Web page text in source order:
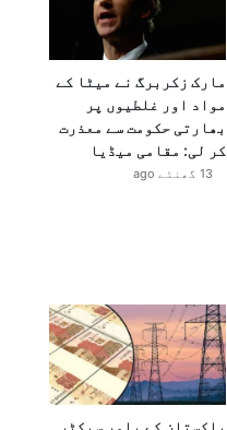
مارک زکربرگ نے میٹا کے
مواد اور غلطیوں پر
بھارتی حکومت سے معذرت
کر لی: مقامی میڈیا
13 گھنٹے ago
پاکستان کے پاور سیکٹر